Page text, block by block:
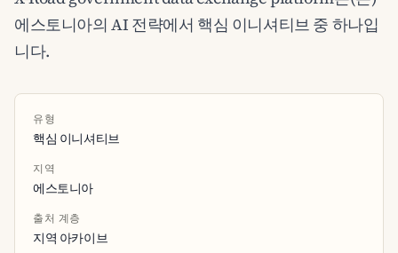
에스토니아의 AI 전략에서 핵심 이니셔티브 중 하나입
니다.
유형
핵심 이니셔티브
지역
에스토니아
출처 계층
지역 아카이브